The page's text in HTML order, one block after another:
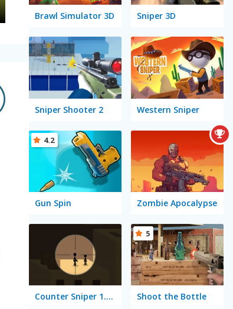
Brawl Simulator 3D Sniper 3D
Sniper Shooter 2 Western Sniper
Gun Spin
4.2
Zombie Apocalypse
Counter Sniper 1.6: Egypt Shoot the Bottle
5